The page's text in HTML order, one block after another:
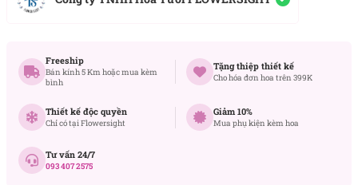
Freeship
Bán kính 5 Km hoặc mua kèm
bình
Tặng thiệp thiết kế
Cho hóa đơn hoa trên 399K
Thiết kế độc quyền
Chỉ có tại Flowersight
Giảm 10%
Mua phụ kiện kèm hoa
Tư vấn 24/7
093 407 2575